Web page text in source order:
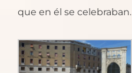
que en él se celebraban.